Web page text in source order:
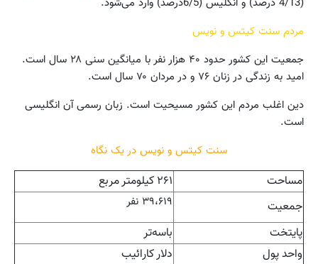
مردم سنت کیتس و نویس
جمعیت این کشور حدود ۴۰ هزار نفر با میانگین سنی ۲۸ سال است.
امید به زندگی در زنان ۷۶ و در مردان ۷۰ سال است.
دین اغلب مردم این کشور مسیحیت است. زبان رسمی آن انگلیسی
است.
سنت کیتس و نویس در یک نگاه
مساحت
۲۶۱ کیلومتر مربع
جمعیت
۳۹،۶۱۹ نفر
پایتخت
باسه‌تر
واحد پول
دلار کارائیب